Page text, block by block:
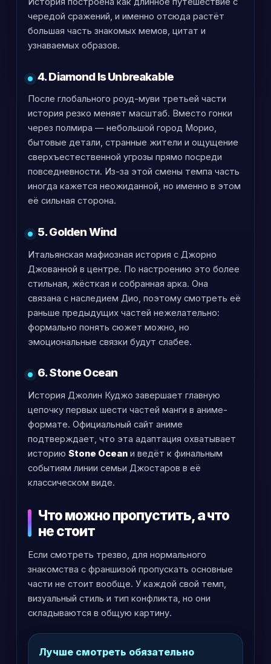
чередой сражений, и именно отсюда растёт
большая часть знакомых мемов, цитат и
узнаваемых образов.
4. Diamond Is Unbreakable
После глобального роуд-муви третьей части
история резко меняет масштаб. Вместо гонки
через полмира — небольшой город Морио,
бытовые детали, странные жители и ощущение
сверхъестественной угрозы прямо посреди
повседневности. Из-за этой смены темпа часть
иногда кажется неожиданной, но именно в этом
её сильная сторона.
5. Golden Wind
Итальянская мафиозная история с Джорно
Джованной в центре. По настроению это более
стильная, жёсткая и собранная арка. Она
связана с наследием Дио, поэтому смотреть её
раньше предыдущих частей нежелательно:
формально понять сюжет можно, но
эмоциональные связки будут слабее.
6. Stone Ocean
История Джолин Куджо завершает главную
цепочку первых шести частей манги в аниме-
формате. Официальный сайт аниме
подтверждает, что эта адаптация охватывает
историю Stone Ocean и ведёт к финальным
событиям линии семьи Джостаров в её
классическом виде.
Что можно пропустить, а что
не стоит
Если смотреть трезво, для нормального
знакомства с франшизой пропускать основные
части не стоит вообще. У каждой свой темп,
визуальный стиль и тип конфликта, но они
складываются в общую картину.
Лучше смотреть обязательно